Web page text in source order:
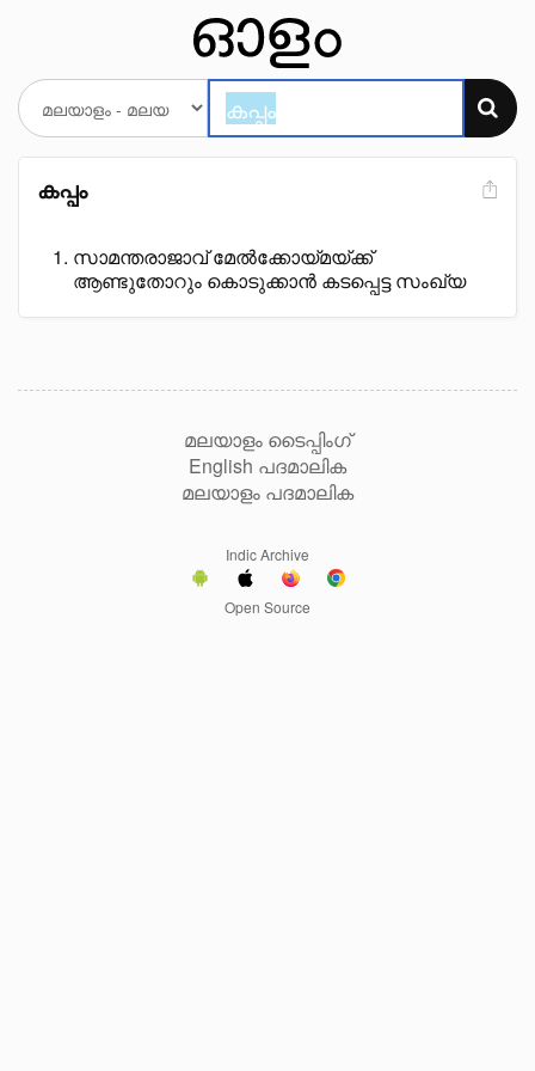
കപ്പം
സാമന്തരാജാവ് മേൽക്കോയ്മയ്ക്ക്
ആണ്ടുതോറും കൊടുക്കാൻ കടപ്പെട്ട സംഖ്യ
മലയാളം ടൈപ്പിംഗ്
English പദമാലിക
മലയാളം പദമാലിക
Indic Archive
Open Source